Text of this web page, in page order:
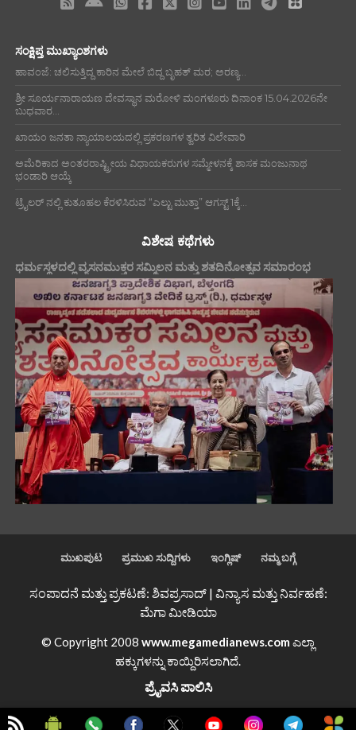
ಸಂಕ್ಷಿಪ್ತ ಮುಖ್ಯಾಂಶಗಳು
ಹಾವಂಜೆ: ಚಲಿಸುತ್ತಿದ್ದ ಕಾರಿನ ಮೇಲೆ ಬಿದ್ದ ಬೃಹತ್ ಮರ; ಅರಣ್ಯ...
ಶ್ರೀ ಸೂರ್ಯನಾರಾಯಣ ದೇವಸ್ಥಾನ ಮರೋಳಿ ಮಂಗಳೂರು ದಿನಾಂಕ 15.04.2026ನೇ
ಬುಧವಾರ...
ಖಾಯಂ ಜನತಾ ನ್ಯಾಯಾಲಯದಲ್ಲಿ ಪ್ರಕರಣಗಳ ತ್ವರಿತ ವಿಲೇವಾರಿ
ಅಮೆರಿಕಾದ ಅಂತರರಾಷ್ಟ್ರೀಯ ವಿಧಾಯಕರುಗಳ ಸಮ್ಮೇಳನಕ್ಕೆ ಶಾಸಕ ಮಂಜುನಾಥ
ಭಂಡಾರಿ ಆಯ್ಕೆ
ಟ್ರೈಲರ್ ನಲ್ಲಿ ಕುತೂಹಲ ಕೆರಳಿಸಿರುವ “ಎಲ್ಟು ಮುತ್ತಾ” ಆಗಸ್ಟ್ 1ಕ್ಕೆ...
ವಿಶೇಷ ಕಥೆಗಳು
ಧರ್ಮಸ್ಥಳದಲ್ಲಿ ವ್ಯಸನಮುಕ್ತರ ಸಮ್ಮಿಲನ ಮತ್ತು ಶತದಿನೋತ್ಸವ ಸಮಾರಂಭ
ಮುಖಪುಟ ಪ್ರಮುಖ ಸುದ್ದಿಗಳು ಇಂಗ್ಲಿಷ್ ನಮ್ಮ ಬಗ್ಗೆ
ಸಂಪಾದನೆ ಮತ್ತು ಪ್ರಕಟಣೆ: ಶಿವಪ್ರಸಾದ್ | ವಿನ್ಯಾಸ ಮತ್ತು ನಿರ್ವಹಣೆ:
ಮೆಗಾ ಮೀಡಿಯಾ
© Copyright 2008 www.megamedianews.com ಎಲ್ಲಾ
ಹಕ್ಕುಗಳನ್ನು ಕಾಯ್ದಿರಿಸಲಾಗಿದೆ.
ಪ್ರೈವಸಿ ಪಾಲಿಸಿ